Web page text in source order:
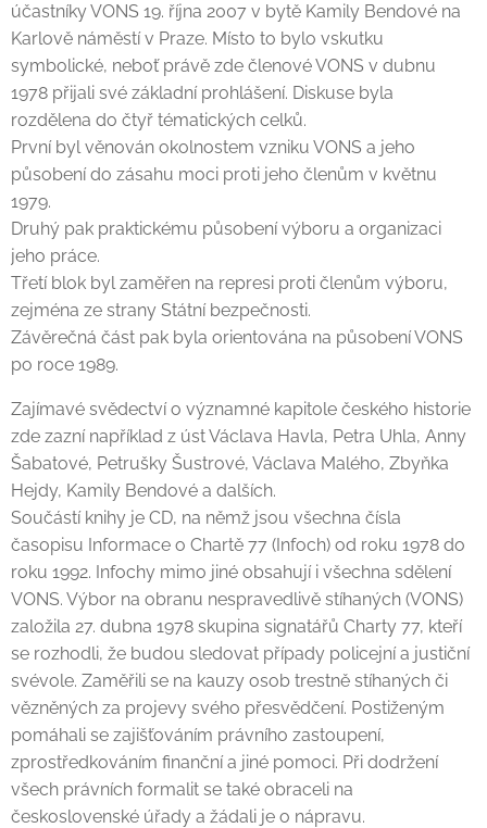
účastníky VONS 19. října 2007 v bytě Kamily Bendové na
Karlově náměstí v Praze. Místo to bylo vskutku
symbolické, neboť právě zde členové VONS v dubnu
1978 přijali své základní prohlášení. Diskuse byla
rozdělena do čtyř tématických celků.
První byl věnován okolnostem vzniku VONS a jeho
působení do zásahu moci proti jeho členům v květnu
1979.
Druhý pak praktickému působení výboru a organizaci
jeho práce.
Třetí blok byl zaměřen na represi proti členům výboru,
zejména ze strany Státní bezpečnosti.
Závěrečná část pak byla orientována na působení VONS
po roce 1989.
Zajímavé svědectví o významné kapitole českého historie
zde zazní například z úst Václava Havla, Petra Uhla, Anny
Šabatové, Petrušky Šustrové, Václava Malého, Zbyňka
Hejdy, Kamily Bendové a dalších.
Součástí knihy je CD, na němž jsou všechna čísla
časopisu Informace o Chartě 77 (Infoch) od roku 1978 do
roku 1992. Infochy mimo jiné obsahují i všechna sdělení
VONS. Výbor na obranu nespravedlivě stíhaných (VONS)
založila 27. dubna 1978 skupina signatářů Charty 77, kteří
se rozhodli, že budou sledovat případy policejní a justiční
svévole. Zaměřili se na kauzy osob trestně stíhaných či
vězněných za projevy svého přesvědčení. Postiženým
pomáhali se zajišťováním právního zastoupení,
zprostředkováním finanční a jiné pomoci. Při dodržení
všech právních formalit se také obraceli na
československé úřady a žádali je o nápravu.